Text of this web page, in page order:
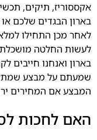
אקססוריז, תיקים,
בארון הבגדים שלכם
לאחר מכן התחילו
לעשות החלטה מושכלת
בארון ואנחנו חייבים
שמעתם על מבצע
המבצע אם המחירים
האם לחכות